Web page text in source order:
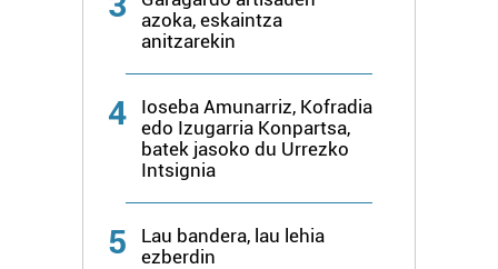
azoka, eskaintza
anitzarekin
4
Ioseba Amunarriz, Kofradia
edo Izugarria Konpartsa,
batek jasoko du Urrezko
Intsignia
5
Lau bandera, lau lehia
ezberdin